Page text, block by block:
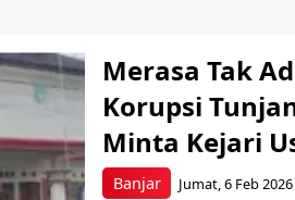
Banjar
Merasa Tak
Korupsi
Minta Kejari
Jumat, 6 Feb